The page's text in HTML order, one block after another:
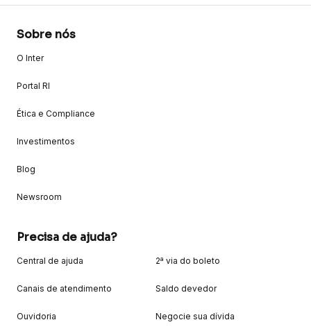
Sobre nós
O Inter
Portal RI
Ética e Compliance
Investimentos
Blog
Newsroom
Precisa de ajuda?
Central de ajuda
Canais de atendimento
Ouvidoria
2ª via do boleto
Saldo devedor
Negocie sua dívida